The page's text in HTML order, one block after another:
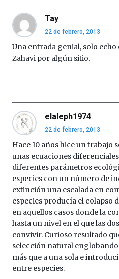
4
de
octubre.
La
iniciativa,
Tay
22 de febrero, 2013
Una entrada genial, solo
Zahavi por algún sitio.
elaleph1974
22 de febrero, 2013
Hace 10 años hice un trabajo
unas ecuaciones
diferentes parámetros
especies con un número de
extinción una escalada en
especies producía el colapso
en aquellos casos donde la
hasta un nivel en el que las
convivir. Curioso resultado
selección natural
más que a una sola e
entre especies.